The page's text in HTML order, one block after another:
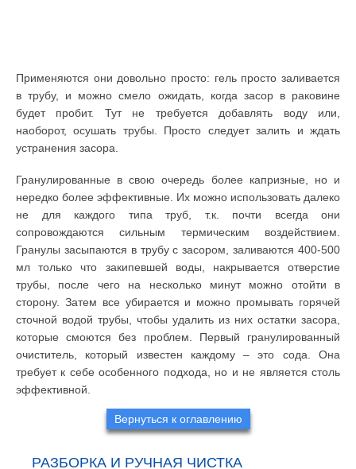
Применяются они довольно просто: гель просто заливается
в трубу, и можно смело ожидать, когда засор в раковине
будет пробит. Тут не требуется добавлять воду или,
наоборот, осушать трубы. Просто следует залить и ждать
устранения засора.
Гранулированные в свою очередь более капризные, но и
нередко более эффективные. Их можно использовать далеко
не для каждого типа труб, т.к. почти всегда они
сопровождаются сильным термическим воздействием.
Гранулы засыпаются в трубу с засором, заливаются 400-500
мл только что закипевшей воды, накрывается отверстие
трубы, после чего на несколько минут можно отойти в
сторону. Затем все убирается и можно промывать горячей
сточной водой трубы, чтобы удалить из них остатки засора,
которые смоются без проблем. Первый гранулированный
очиститель, который известен каждому – это сода. Она
требует к себе особенного подхода, но и не является столь
эффективной.
Вернуться к оглавлению
РАЗБОРКА И РУЧНАЯ ЧИСТКА